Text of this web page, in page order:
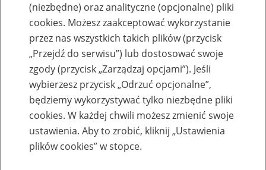
Szkolenia
Zaproś ZUS do siebie - zakładanie profili
eZUS w siedzibie Twojej firmy
(niezbędne) oraz analityczne (opcjonalne) pliki
cookies. Możesz zaakceptować wykorzystanie
przez nas wszystkich takich plików (przycisk
„Przejdź do serwisu”) lub dostosować swoje
zgody (przycisk „Zarządzaj opcjami”). Jeśli
wybierzesz przycisk „Odrzuć opcjonalne”,
będziemy wykorzystywać tylko niezbędne pliki
cookies. W każdej chwili możesz zmienić swoje
ustawienia. Aby to zrobić, kliknij „Ustawienia
plików cookies” w stopce.